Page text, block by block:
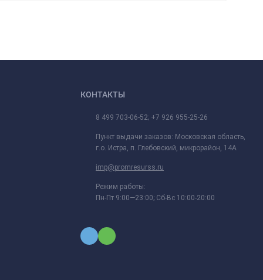
КОНТАКТЫ
8 499 703-06-52; +7 926 955-25-26
Пункт выдачи заказов: Московская область,
г.о. Истра, п. Глебовский, микрорайон, 14А
imp@promresurss.ru
Режим работы:
Пн-Пт 9:00—23:00; Сб-Вс 10:00-20:00